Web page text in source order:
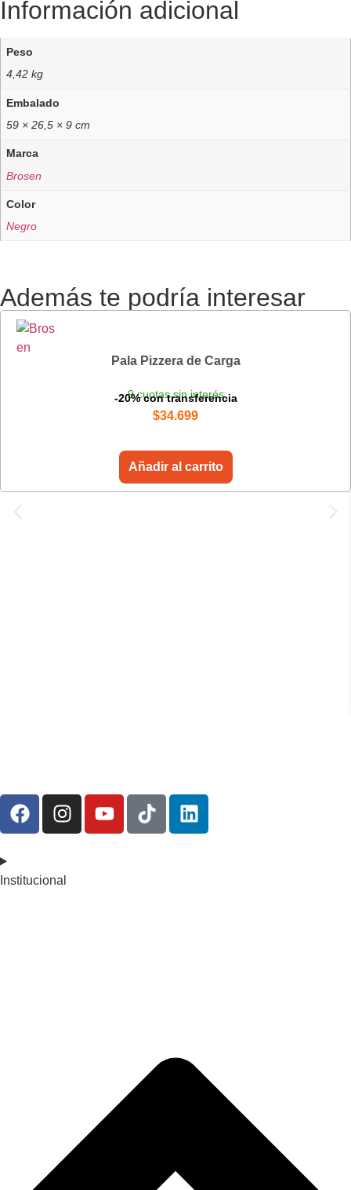
Información adicional
Peso
4,42 kg
Embalado
59 × 26,5 × 9 cm
Marca
Brosen
Color
Negro
Además te podría interesar
Pala Pizzera de Carga
9 cuotas sin interés
-20% con transferencia
$34.699
Añadir al carrito
Institucional